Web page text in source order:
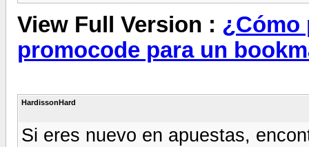
View Full Version : ¿Cómo
promocode para un
HardissonHard
Si eres nuevo en apuestas,